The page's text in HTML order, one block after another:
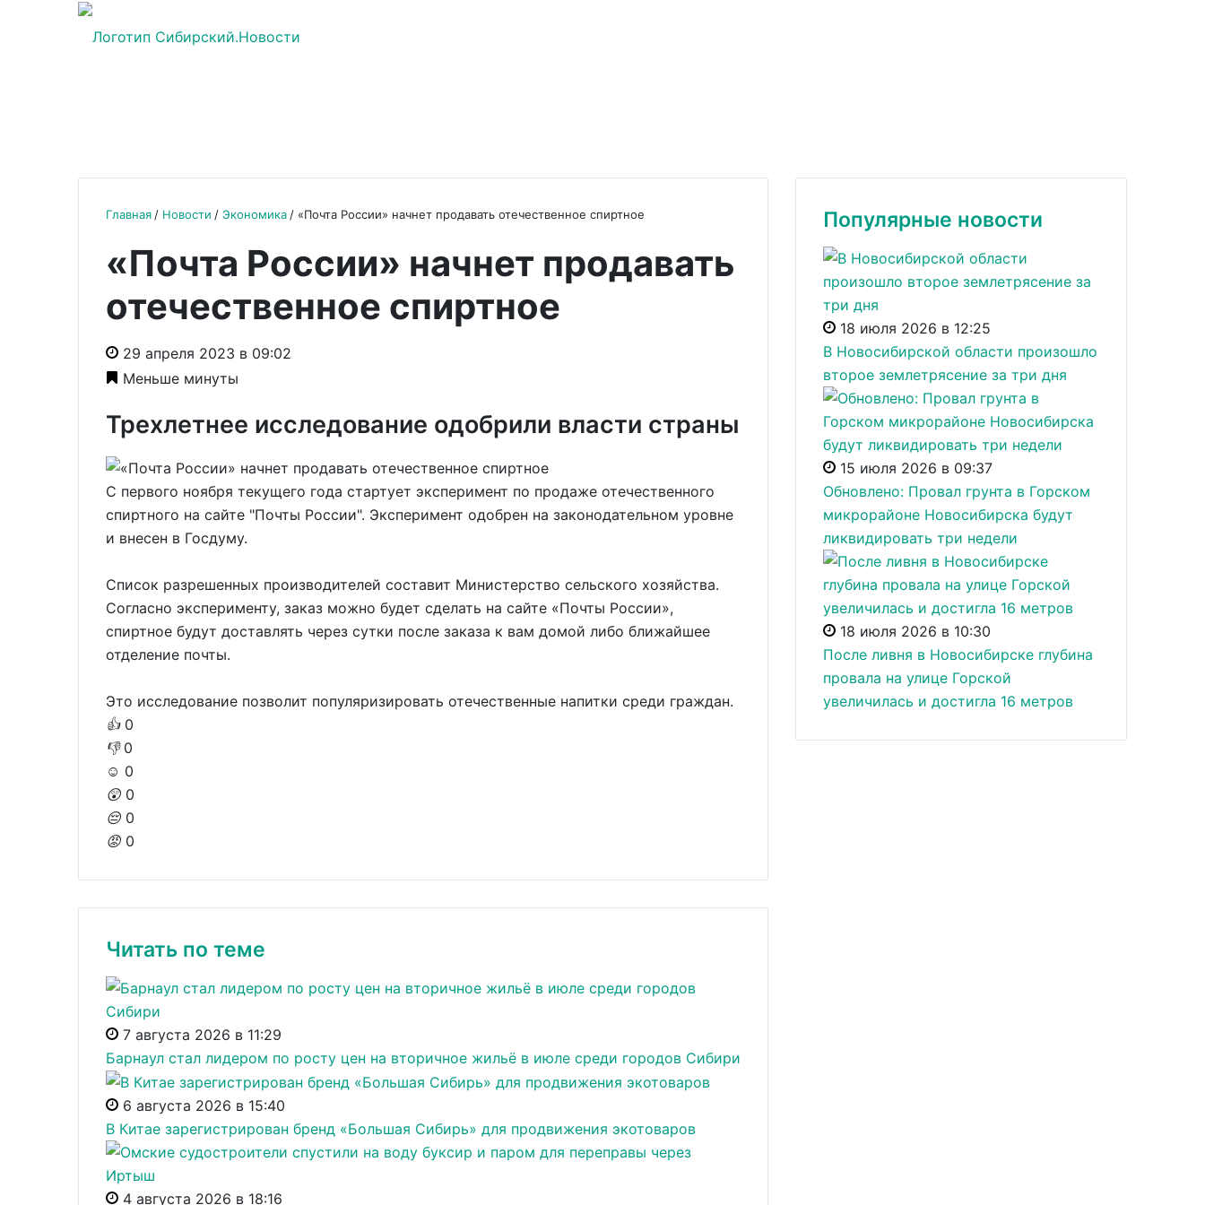
Главная Новости Экономика «Почта России» начнет продавать отечественное спиртное
«Почта России» начнет продавать
отечественное спиртное
29 апреля 2023 в 09:02
Меньше минуты
Трехлетнее исследование одобрили власти страны
С первого ноября текущего года стартует эксперимент по продаже отечественного
спиртного на сайте "Почты России". Эксперимент одобрен на законодательном уровне
и внесен в Госдуму.
Список разрешенных производителей составит Министерство сельского хозяйства.
Согласно эксперименту, заказ можно будет сделать на сайте «Почты России»,
спиртное будут доставлять через сутки после заказа к вам домой либо ближайшее
отделение почты.
Это исследование позволит популяризировать отечественные напитки среди граждан.
👍 0
👎 0
☺️ 0
😲 0
😔 0
😡 0
Читать по теме
7 августа 2026 в 11:29
Барнаул стал лидером по росту цен на вторичное жильё в июле среди городов Сибири
6 августа 2026 в 15:40
В Китае зарегистрирован бренд «Большая Сибирь» для продвижения экотоваров
4 августа 2026 в 18:16
Популярные новости
18 июля 2026 в 12:25
В Новосибирской области произошло
второе землетрясение за три дня
15 июля 2026 в 09:37
Обновлено: Провал грунта в Горском
микрорайоне Новосибирска будут
ликвидировать три недели
18 июля 2026 в 10:30
После ливня в Новосибирске глубина
провала на улице Горской
увеличилась и достигла 16 метров